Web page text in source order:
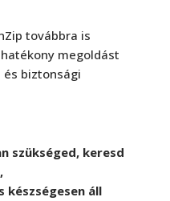
továbbra is
megoldást
biztonsági
szükséged, keresd
készségesen áll